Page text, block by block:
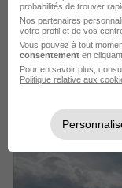
Pau - 64 CDD
Voir l’offre
probabilités de trouver
Nos partenaires
votre profil et de vos
Vous pouvez à tout
consentement en
Pour en savoir plus,
Politique relative aux